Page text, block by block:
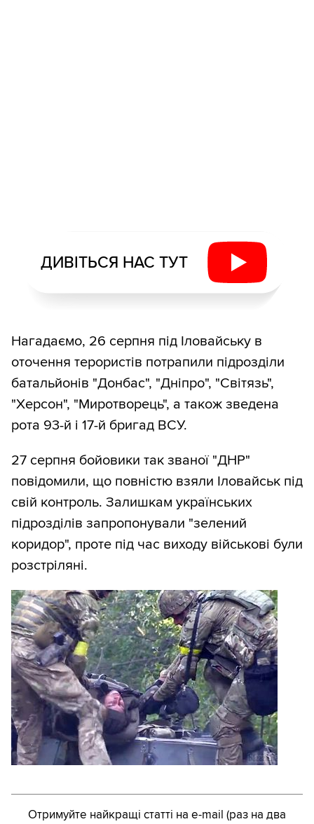
ДИВІТЬСЯ НАС ТУТ
Нагадаємо, 26 серпня під Іловайську в
оточення терористів потрапили підрозділи
батальйонів "Донбас", "Дніпро", "Світязь",
"Херсон", "Миротворець", а також зведена
рота 93-й і 17-й бригад ВСУ.
27 серпня бойовики так званої "ДНР"
повідомили, що повністю взяли Іловайськ під
свій контроль. Залишкам українських
підрозділів запропонували "зелений
коридор", проте під час виходу військові були
розстріляні.
Отримуйте найкращі статті на e-mail (раз на два